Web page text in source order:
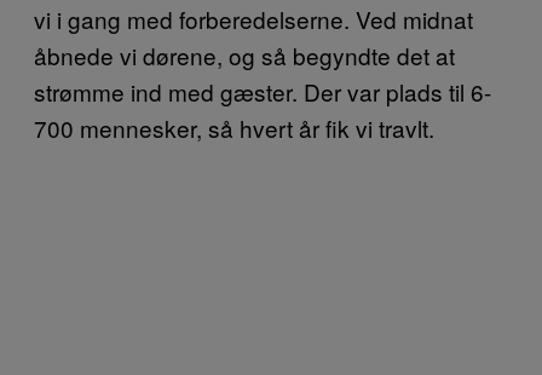
vi i gang med forberedelserne. Ved midnat
åbnede vi dørene, og så begyndte det at
strømme ind med gæster. Der var plads til 6-
700 mennesker, så hvert år fik vi travlt.